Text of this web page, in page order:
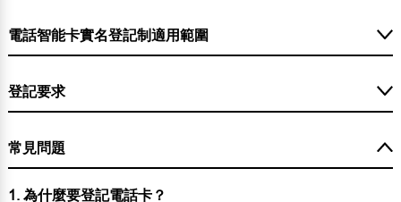
電話智能卡實名登記制適用範圍
登記要求
常見問題
1. 為什麼要登記電話卡？